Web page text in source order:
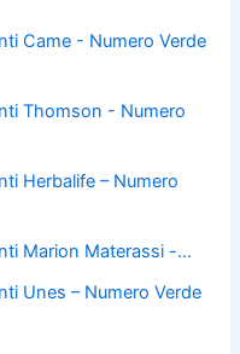
Came - Numero Verde
Thomson - Numero
Herbalife – Numero
Marion Materassi -…
Unes – Numero Verde